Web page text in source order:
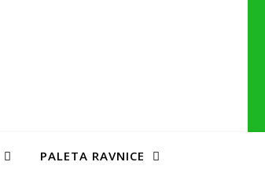
PALETA RAVNICE